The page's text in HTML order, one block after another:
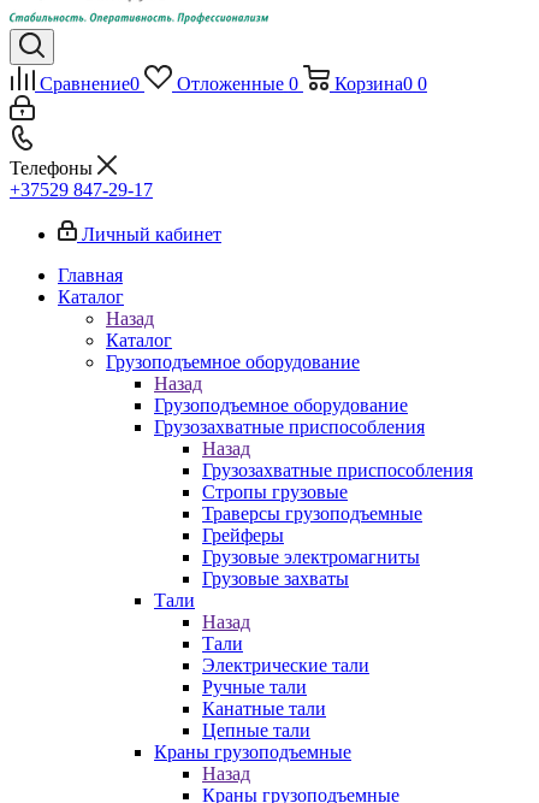
Сравнение0 Отложенные 0 Корзина0 0
Телефоны
+37529 847-29-17‬
Личный кабинет
Главная
Каталог
Назад
Каталог
Грузоподъемное оборудование
Назад
Грузоподъемное оборудование
Грузозахватные приспособления
Назад
Грузозахватные приспособления
Стропы грузовые
Траверсы грузоподъемные
Грейферы
Грузовые электромагниты
Грузовые захваты
Тали
Назад
Тали
Электрические тали
Ручные тали
Канатные тали
Цепные тали
Краны грузоподъемные
Назад
Краны грузоподъемные